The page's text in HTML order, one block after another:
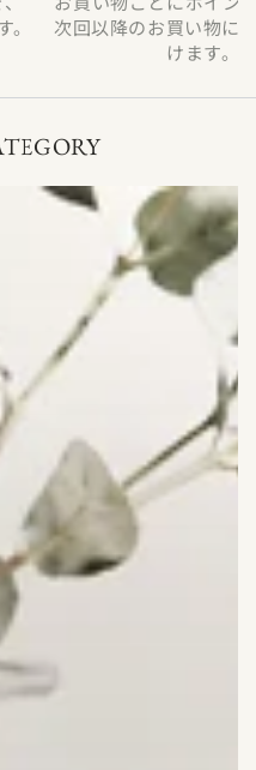
次回以降のお買い物に
けます。